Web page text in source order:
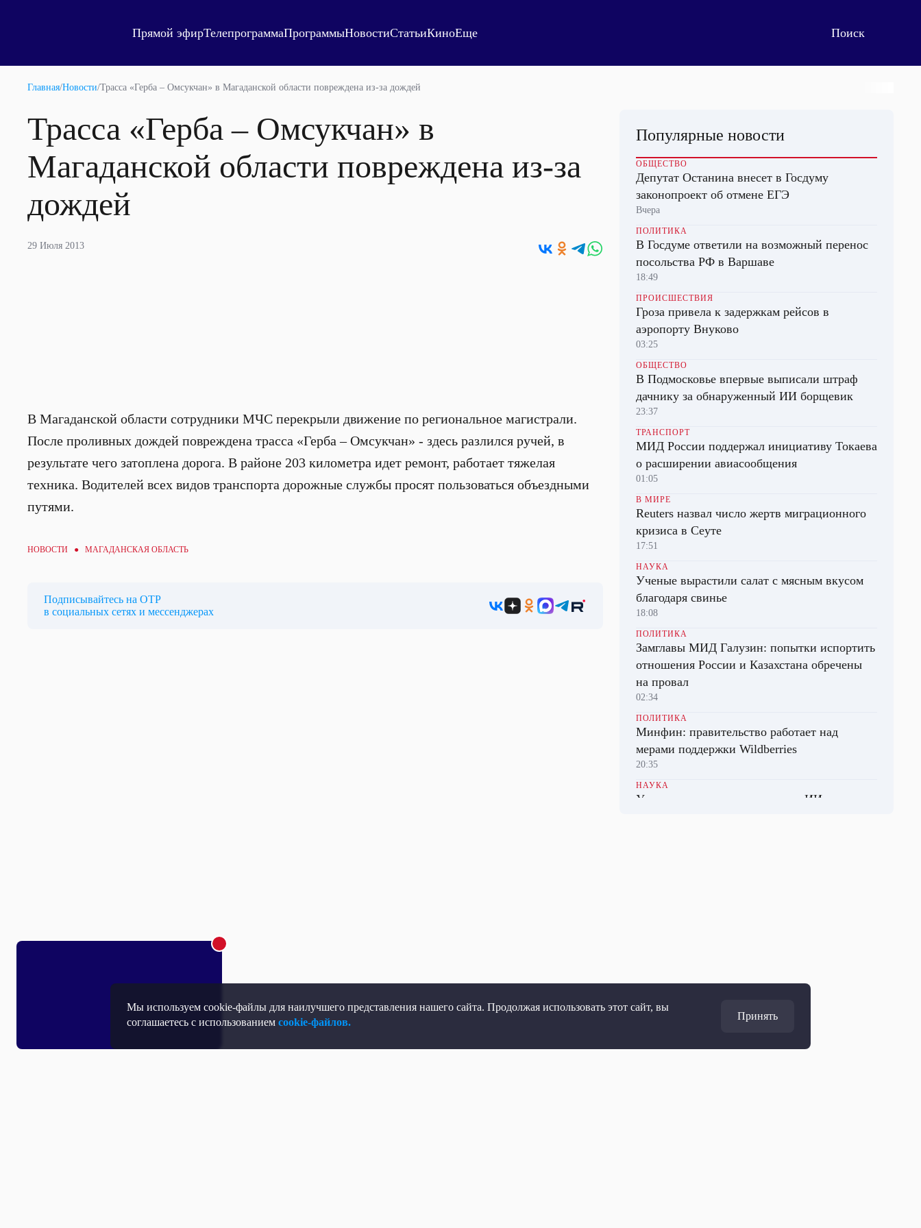
Мы используем cookie-файлы для наилучшего представления нашего сайта. Продолжая использовать этот сайт, вы
соглашаетесь с использованиемcookie-файлов.
Принять
Прямой эфирТелепрограммаПрограммыНовостиСтатьиКиноЕще
Главная/Новости/Трасса «Герба – Омсукчан» в Магаданской области повреждена из-за дождей
Трасса «Герба – Омсукчан» в
Магаданской области повреждена из-за
дождей
29 Июля 2013
В Магаданской области сотрудники МЧС перекрыли движение по региональное магистрали.
После проливных дождей повреждена трасса «Герба – Омсукчан» - здесь разлился ручей, в
результате чего затоплена дорога. В районе 203 километра идет ремонт, работает тяжелая
техника. Водителей всех видов транспорта дорожные службы просят пользоваться объездными
путями.
НОВОСТИ ● МАГАДАНСКАЯ ОБЛАСТЬ
Подписывайтесь на ОТР
в социальных сетях и мессенджерах
Популярные новости
ОБЩЕСТВО
Депутат Останина внесет в Госдуму
законопроект об отмене ЕГЭ
Вчера
ПОЛИТИКА
В Госдуме ответили на возможный перенос
посольства РФ в Варшаве
18:49
ПРОИСШЕСТВИЯ
Гроза привела к задержкам рейсов в
аэропорту Внуково
03:25
ОБЩЕСТВО
В Подмосковье впервые выписали штраф
дачнику за обнаруженный ИИ борщевик
23:37
ТРАНСПОРТ
МИД России поддержал инициативу Токаева
о расширении авиасообщения
01:05
В МИРЕ
Reuters назвал число жертв миграционного
кризиса в Сеуте
17:51
НАУКА
Ученые вырастили салат с мясным вкусом
благодаря свинье
18:08
ПОЛИТИКА
Замглавы МИД Галузин: попытки испортить
отношения России и Казахстана обречены
на провал
02:34
ПОЛИТИКА
Минфин: правительство работает над
мерами поддержки Wildberries
20:35
НАУКА
Ученые впервые использовали ИИ для